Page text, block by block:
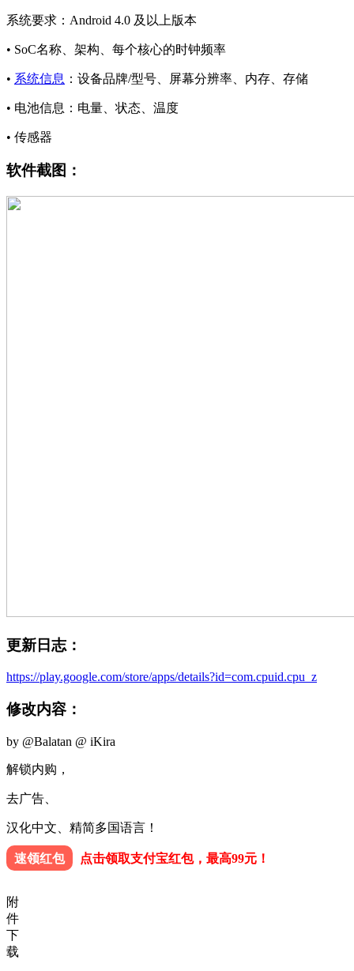
系统要求：Android 4.0 及以上版本
• SoC名称、架构、每个核心的时钟频率
• 系统信息 ：设备品牌/型号、屏幕分辨率、内存、存储
• 电池信息：电量、状态、温度
• 传感器
软件截图：
更新日志：
https://play.google.com/store/apps/details?id=com.cpuid.cpu_z
修改内容：
by @Balatan @ iKira
解锁内购，
去广告、
汉化中文、精简多国语言！
速领红包 点击领取支付宝红包，最高99元！
附
件
下
载